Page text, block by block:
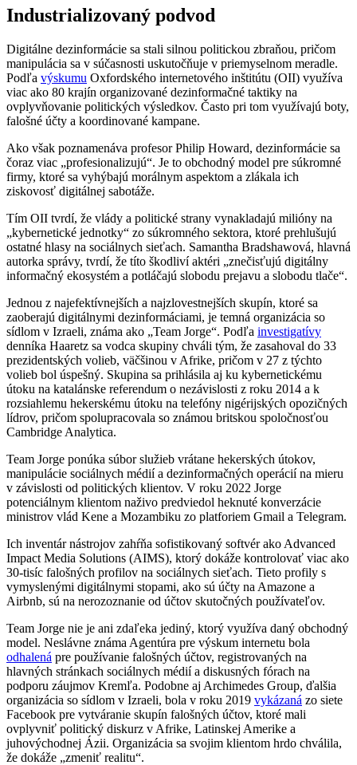
Industrializovaný podvod
Digitálne dezinformácie sa stali silnou politickou zbraňou, pričom
manipulácia sa v súčasnosti uskutočňuje v priemyselnom meradle.
Podľa výskumu Oxfordského internetového inštitútu (OII) využíva
viac ako 80 krajín organizované dezinformačné taktiky na
ovplyvňovanie politických výsledkov. Často pri tom využívajú boty,
falošné účty a koordinované kampane.
Ako však poznamenáva profesor Philip Howard, dezinformácie sa
čoraz viac „profesionalizujú“. Je to obchodný model pre súkromné
firmy, ktoré sa vyhýbajú morálnym aspektom a zlákala ich
ziskovosť digitálnej sabotáže.
Tím OII tvrdí, že vlády a politické strany vynakladajú milióny na
„kybernetické jednotky“ zo súkromného sektora, ktoré prehlušujú
ostatné hlasy na sociálnych sieťach. Samantha Bradshawová, hlavná
autorka správy, tvrdí, že títo škodliví aktéri „znečisťujú digitálny
informačný ekosystém a potláčajú slobodu prejavu a slobodu tlače“.
Jednou z najefektívnejších a najzlovestnejších skupín, ktoré sa
zaoberajú digitálnymi dezinformáciami, je temná organizácia so
sídlom v Izraeli, známa ako „Team Jorge“. Podľa investigatívy
denníka Haaretz sa vodca skupiny chváli tým, že zasahoval do 33
prezidentských volieb, väčšinou v Afrike, pričom v 27 z týchto
volieb bol úspešný. Skupina sa prihlásila aj ku kybernetickému
útoku na katalánske referendum o nezávislosti z roku 2014 a k
rozsiahlemu hekerskému útoku na telefóny nigérijských opozičných
lídrov, pričom spolupracovala so známou britskou spoločnosťou
Cambridge Analytica.
Team Jorge ponúka súbor služieb vrátane hekerských útokov,
manipulácie sociálnych médií a dezinformačných operácií na mieru
v závislosti od politických klientov. V roku 2022 Jorge
potenciálnym klientom naživo predviedol heknuté konverzácie
ministrov vlád Kene a Mozambiku zo platforiem Gmail a Telegram.
Ich inventár nástrojov zahŕňa sofistikovaný softvér ako Advanced
Impact Media Solutions (AIMS), ktorý dokáže kontrolovať viac ako
30-tisíc falošných profilov na sociálnych sieťach. Tieto profily s
vymyslenými digitálnymi stopami, ako sú účty na Amazone a
Airbnb, sú na nerozoznanie od účtov skutočných používateľov.
Team Jorge nie je ani zdaľeka jediný, ktorý využíva daný obchodný
model. Neslávne známa Agentúra pre výskum internetu bola
odhalená pre používanie falošných účtov, registrovaných na
hlavných stránkach sociálnych médií a diskusných fórach na
podporu záujmov Kremľa. Podobne aj Archimedes Group, ďalšia
organizácia so sídlom v Izraeli, bola v roku 2019 vykázaná zo siete
Facebook pre vytváranie skupín falošných účtov, ktoré mali
ovplyvniť politický diskurz v Afrike, Latinskej Amerike a
juhovýchodnej Ázii. Organizácia sa svojim klientom hrdo chválila,
že dokáže „zmeniť realitu“.